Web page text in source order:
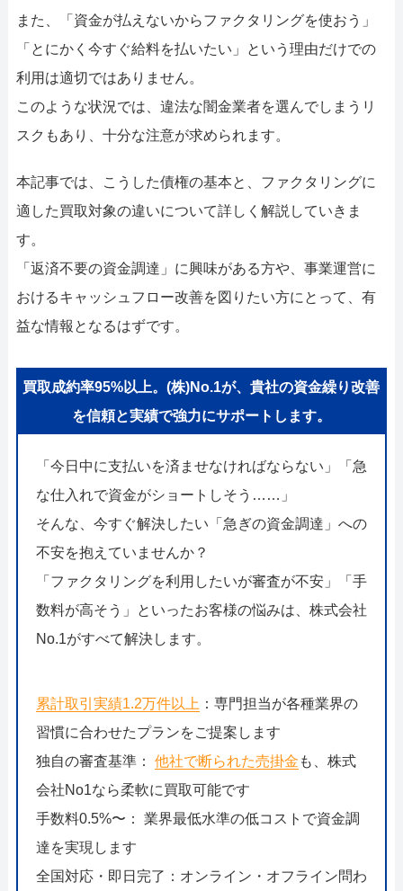
また、「資金が払えないからファクタリングを使おう」
「とにかく今すぐ給料を払いたい」という理由だけでの
利用は適切ではありません。
このような状況では、違法な闇金業者を選んでしまうリ
スクもあり、十分な注意が求められます。
本記事では、こうした債権の基本と、ファクタリングに
適した買取対象の違いについて詳しく解説していきま
す。
「返済不要の資金調達」に興味がある方や、事業運営に
おけるキャッシュフロー改善を図りたい方にとって、有
益な情報となるはずです。
買取成約率95%以上。(株)No.1が、貴社の資金繰り改善
を信頼と実績で強力にサポートします。
「今日中に支払いを済ませなければならない」「急
な仕入れで資金がショートしそう……」
そんな、今すぐ解決したい「急ぎの資金調達」への
不安を抱えていませんか？
「ファクタリングを利用したいが審査が不安」「手
数料が高そう」といったお客様の悩みは、株式会社
No.1がすべて解決します。
累計取引実績1.2万件以上 ：専門担当が各種業界の
習慣に合わせたプランをご提案します
独自の審査基準： 他社で断られた売掛金 も、株式
会社No1なら柔軟に買取可能です
手数料0.5%〜： 業界最低水準の低コストで資金調
達を実現します
全国対応・即日完了：オンライン・オフライン問わ